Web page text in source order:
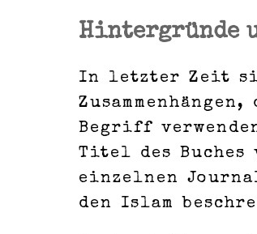
Hintergründe
In letzter Zeit
Begriff
Titel des
einzelnen
den Islam